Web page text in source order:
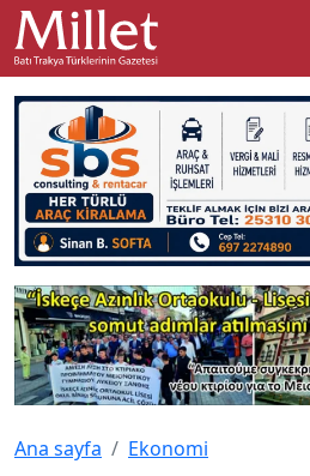
Ana sayfa Ekonomi